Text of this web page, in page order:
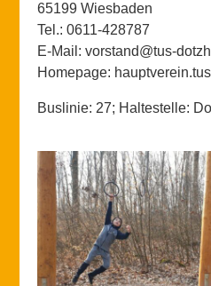
65199 Wiesbaden
Tel.: 0611-428787
E-Mail: vorstand@tus-
Homepage:
Buslinie: 27; Haltestelle: